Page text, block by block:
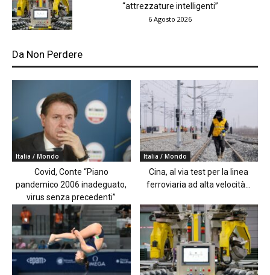
“attrezzature intelligenti”
6 Agosto 2026
Da Non Perdere
Italia / Mondo
Covid, Conte “Piano
pandemico 2006 inadeguato,
virus senza precedenti”
Italia / Mondo
Cina, al via test per la linea
ferroviaria ad alta velocità...